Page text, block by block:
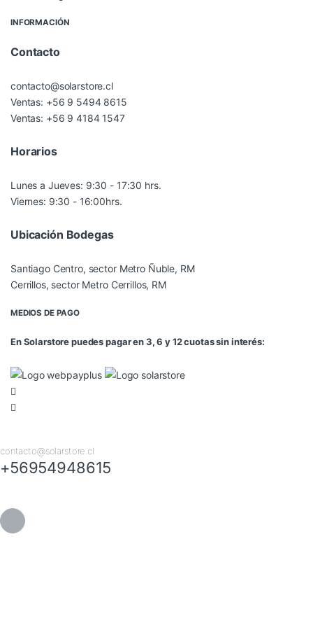
INFORMACIÓN
Contacto
contacto@solarstore.cl
Ventas: +56 9 5494 8615
Ventas: +56 9 4184 1547
Horarios
Lunes a Jueves: 9:30 - 17:30 hrs.
Viernes: 9:30 - 16:00hrs.
Ubicación Bodegas
Santiago Centro, sector Metro Ñuble, RM
Cerrillos, sector Metro Cerrillos, RM
MEDIOS DE PAGO
En Solarstore puedes pagar en 3, 6 y 12 cuotas sin interés:
contacto@solarstore.cl
+56954948615